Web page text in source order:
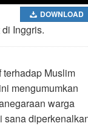
DOWNLOAD
Inggris.
Muslim
mengumumkan
warga
sana